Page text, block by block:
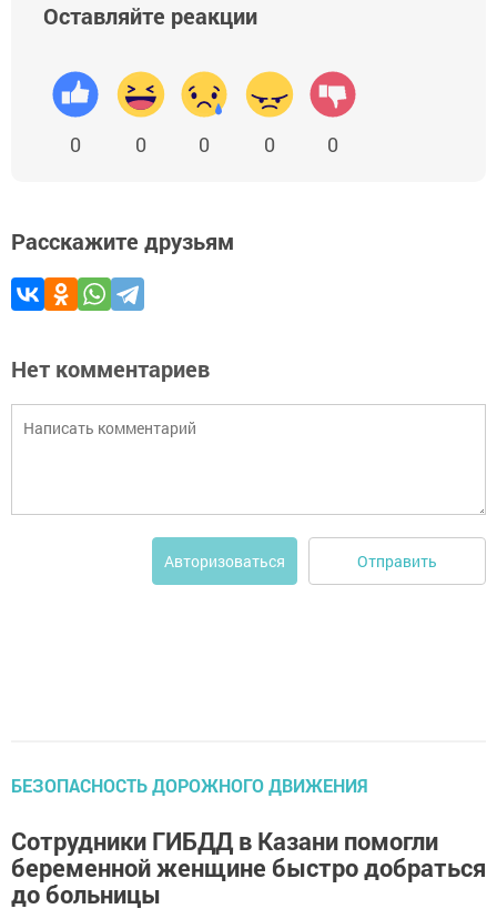
Оставляйте реакции
0 0 0 0 0
Расскажите друзьям
Нет комментариев
Авторизоваться Отправить
БЕЗОПАСНОСТЬ ДОРОЖНОГО ДВИЖЕНИЯ
Сотрудники ГИБДД в Казани помогли
беременной женщине быстро добраться
до больницы